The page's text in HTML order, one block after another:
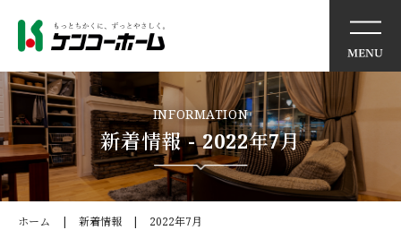
イベント情報
ケンコーホームの想い
住まいの特徴
INFORMATION
新着情報 - 2022年7月
ホーム 新着情報 2022年7月